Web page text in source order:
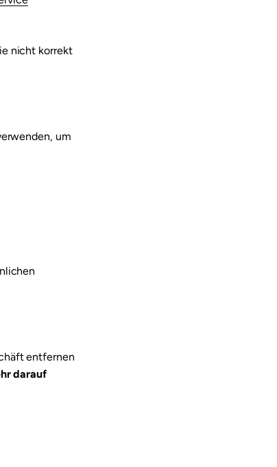
nicht korrekt
um
entfernen
darauf